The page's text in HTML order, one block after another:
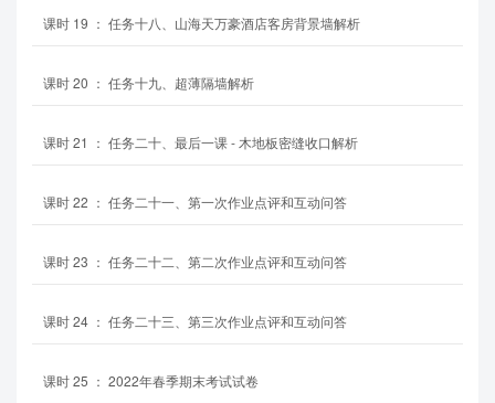
课时 19 ： 任务十八、山海天万豪酒店客房背景墙解析
课时20 ： 任务十九、超薄隔墙解析
课时21 ： 任务二十、最后一课 - 木地板密缝收口解析
课时22 ： 任务二十一、第一次作业点评和互动问答
课时23 ： 任务二十二、第二次作业点评和互动问答
课时24 ： 任务二十三、第三次作业点评和互动问答
课时25 ： 2022年春季期末考试试卷